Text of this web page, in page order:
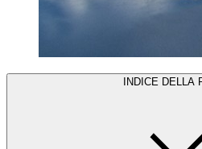
INDICE DELLA